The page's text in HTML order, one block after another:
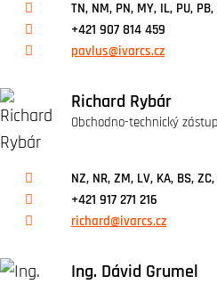
TN, NM, PN, MY, IL, PU, PB,
+421 907 814 459
pavlus@ivarcs.cz
Richard Rybár
Obchodno-technický
NZ, NR, ZM, LV, KA, BS,
+421 917 271 216
richard@ivarcs.cz
Ing. Dávid Grumel